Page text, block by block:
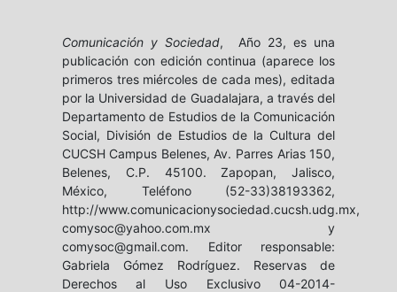
Comunicación y Sociedad, Año 23, es una
publicación con edición continua (aparece los
primeros tres miércoles de cada mes), editada
por la Universidad de Guadalajara, a través del
Departamento de Estudios de la Comunicación
Social, División de Estudios de la Cultura del
CUCSH Campus Belenes, Av. Parres Arias 150,
Belenes, C.P. 45100. Zapopan, Jalisco,
México, Teléfono (52-33)38193362,
http://www.comunicacionysociedad.cucsh.udg.mx,
comysoc@yahoo.com.mx y
comysoc@gmail.com. Editor responsable:
Gabriela Gómez Rodríguez. Reservas de
Derechos al Uso Exclusivo 04-2014-